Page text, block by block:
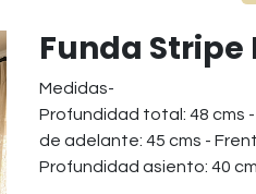
Funda Stripe
Medidas-
Profundidad total: 48 cms
de adelante: 45 cms -
Profundidad asiento: 40